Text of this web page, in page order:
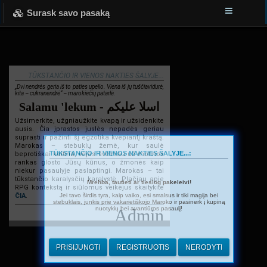
Surask savo pasaką
TŪKSTANČIO IR VIENOS NAKTIES ŠALYJE...
„Dvi nendrės geria iš to paties upelio. Viena iš jų tuščiavidurė,
kita – cukranendrė“ – marokiečių patarlė.
Salamu 'lekum - اسلا عليكم
Užsimerkite, užgniaužkite kvapą ir užsidenkite
ausis. Čia įprastos juslės nepadės geriau
suprasti ir pažinti šį egzotika kvepiantį kraštą.
Marokas – stebuklų žemė, kur saulė
beprotiškai kaitina, vėjas švelniau už motinos
rankas glosto Jūsų kūnus, o žmonės kaip
niekur pasaulyje paslaptingi. Marokas – tai
tūkstančio karalysčių karalystė. Plačiau apie
RPG kontekstą ir siūlomus veikėjus skaitykite
ČIA.
Admin
TŪKSTANČIO IR VIENOS NAKTIES ŠALYJE...:
Mrehba, tautieti ar tiesiog pakeleivi!
Jei tavo širdis tyra, kaip vaiko, esi smalsus ir tiki magija bei
stebuklais, junkis prie vakarietiškojo Maroko ir pasinerk į kupiną
nuotykių bei avantiūros pasaulį!
PRISIJUNGTI REGISTRUOTIS NERODYTI